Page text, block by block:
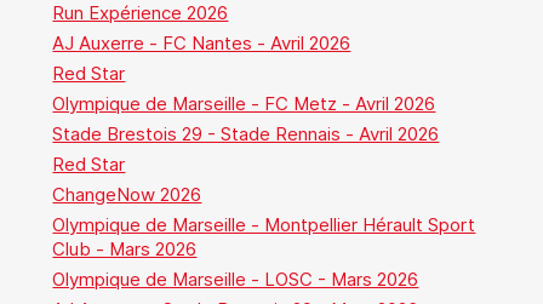
Run Expérience 2026
AJ Auxerre - FC Nantes - Avril 2026
Red Star
Olympique de Marseille - FC Metz - Avril 2026
Stade Brestois 29 - Stade Rennais - Avril 2026
Red Star
ChangeNow 2026
Olympique de Marseille - Montpellier Hérault Sport
Club - Mars 2026
Olympique de Marseille - LOSC - Mars 2026